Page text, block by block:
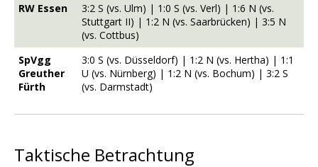
RW Essen
3:2 S (vs. Ulm) | 1:0 S (vs. Verl) | 1:6 N (vs.
Stuttgart II) | 1:2 N (vs. Saarbrücken) | 3:5 N
(vs. Cottbus)
SpVgg
Greuther
Fürth
3:0 S (vs. Düsseldorf) | 1:2 N (vs. Hertha) | 1:1
U (vs. Nürnberg) | 1:2 N (vs. Bochum) | 3:2 S
(vs. Darmstadt)
Taktische Betrachtung